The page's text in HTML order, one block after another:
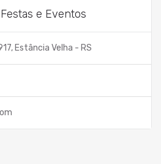
e Eventos
Estância Velha - RS